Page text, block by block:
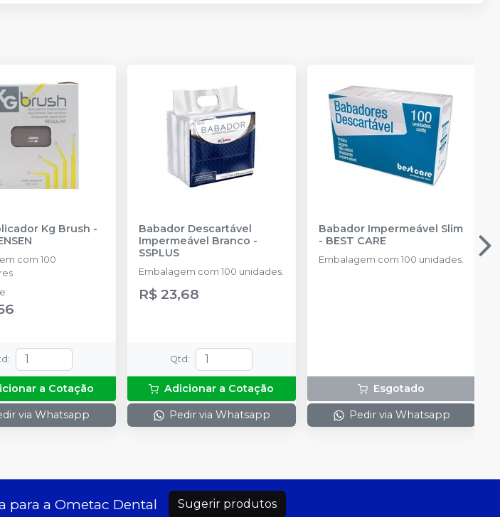
Kg Brush -
com 100
:
:
a Cotação
via Whatsapp
Babador Descartável
Impermeável Branco -
SSPLUS
Embalagem com 100 unidades.
R$ 23,68
Qtd :
Adicionar a Cotação
Pedir via Whatsapp
Babador Impermeável Slim
- BEST CARE
Embalagem com 100 unidades.
Esgotado
Pedir via Whatsapp
para a Ometac Dental Sugerir produtos